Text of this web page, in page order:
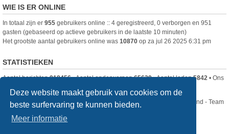
Deze website maakt gebruik van cookies om de
beste surfervaring te kunnen bieden.
Meer informatie
WIE IS ER ONLINE
In totaal zijn er 955 gebruikers online :: 4 geregistreerd, 0 verborgen en 951
gasten (gebaseerd op actieve gebruikers in de laatste 10 minuten)
Het grootste aantal gebruikers online was 10870 op za jul 26 2025 6:31 pm
STATISTIEKEN
Aantal berichten918456• Aantal onderwerpen65629• Aantal leden5842 • Ons
Nikon Club Nederland - Team
Forum